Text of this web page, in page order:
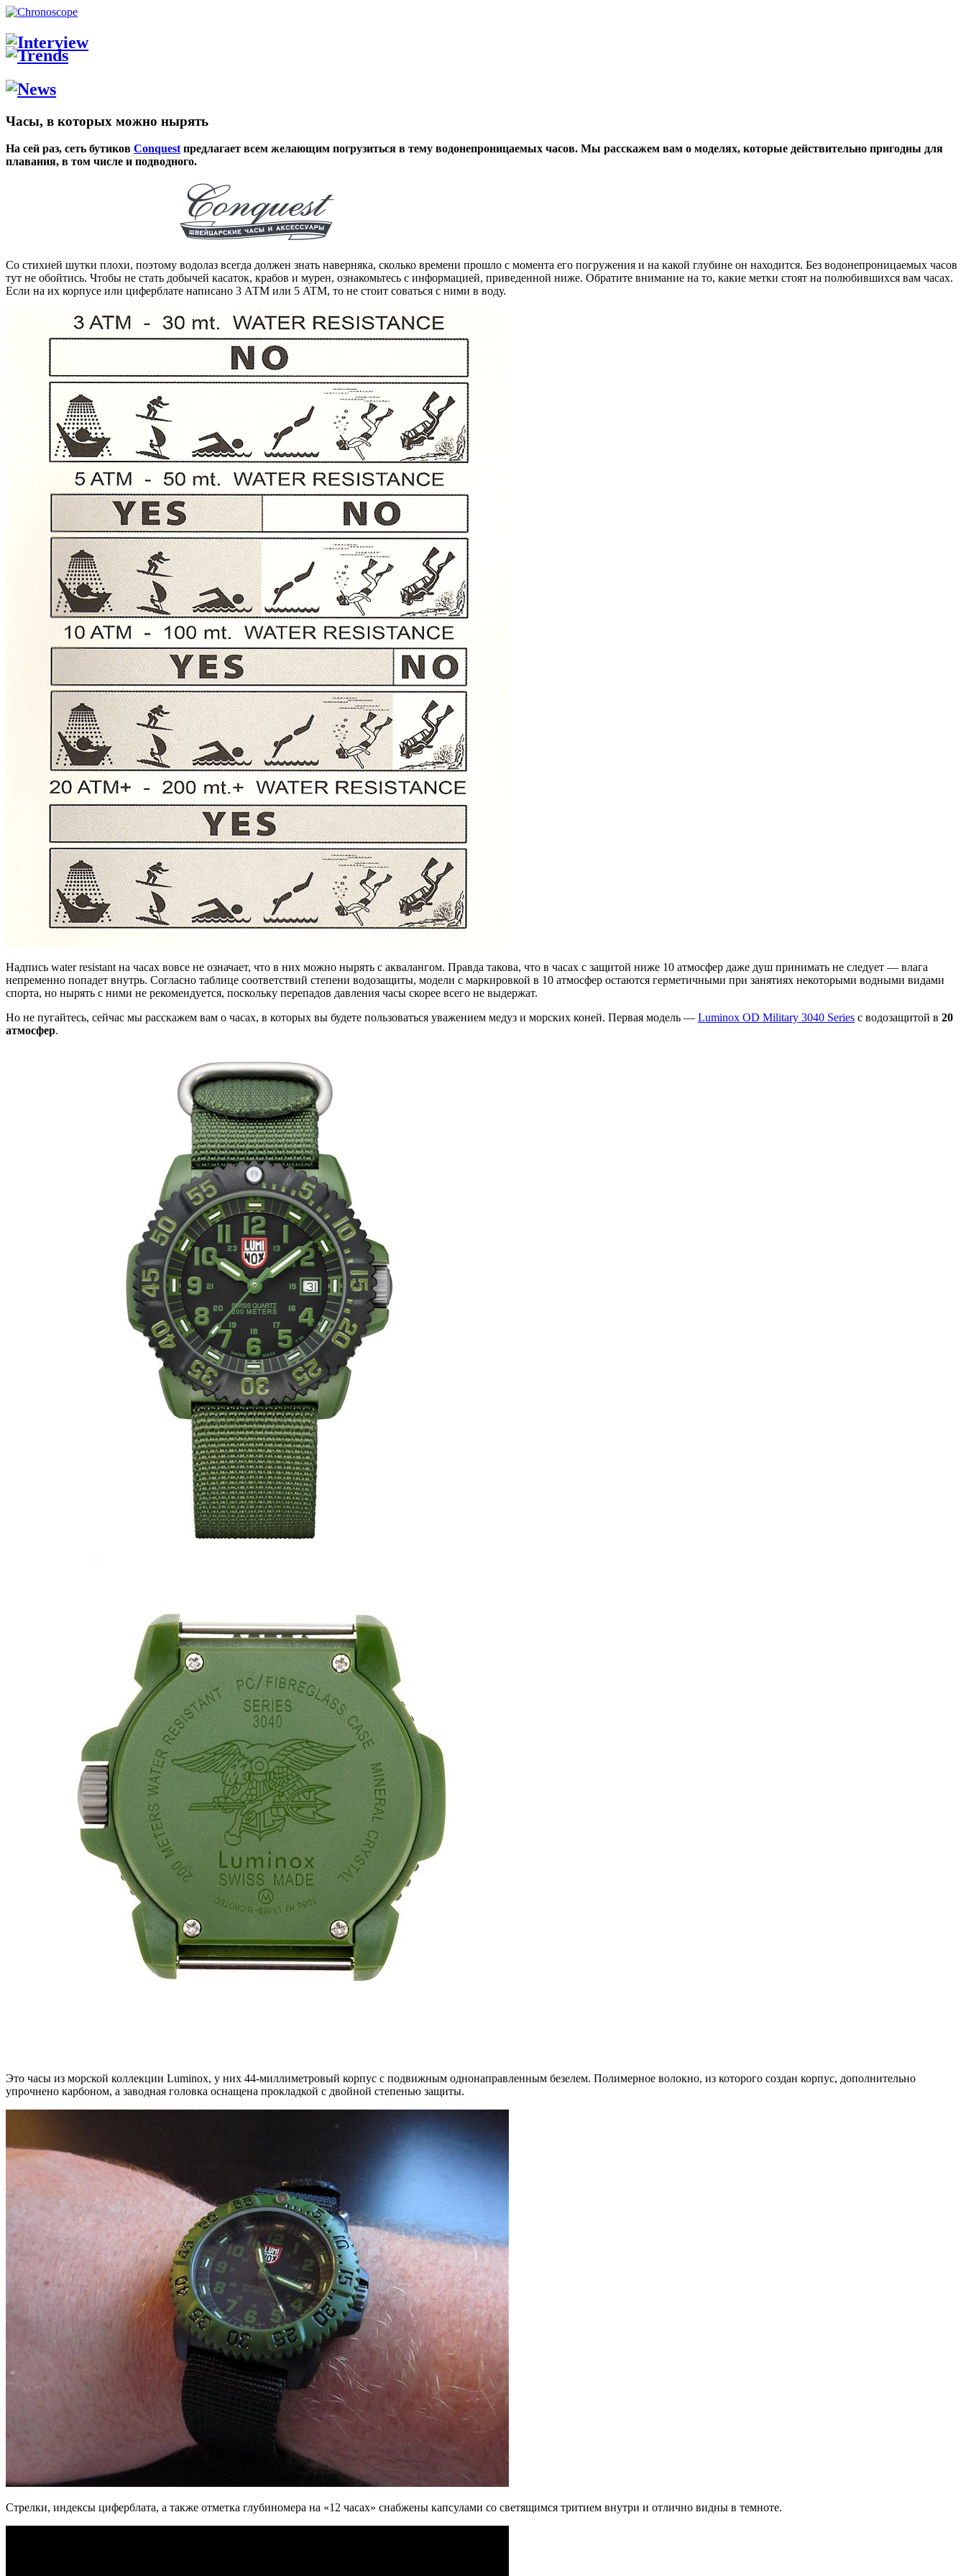
Часы, в которых можно нырять
На сей раз, сеть бутиков Conquest предлагает всем желающим погрузиться в тему водонепроницаемых часов. Мы расскажем вам о моделях, которые действительно пригодны для
плавания, в том числе и подводного.
Со стихией шутки плохи, поэтому водолаз всегда должен знать наверняка, сколько времени прошло с момента его погружения и на какой глубине он находится. Без водонепроницаемых часов
тут не обойтись. Чтобы не стать добычей касаток, крабов и мурен, ознакомьтесь с информацией, приведенной ниже. Обратите внимание на то, какие метки стоят на полюбившихся вам часах.
Если на их корпусе или циферблате написано 3 АТМ или 5 ATM, то не стоит соваться с ними в воду.
Надпись water resistant на часах вовсе не означает, что в них можно нырять с аквалангом. Правда такова, что в часах с защитой ниже 10 атмосфер даже душ принимать не следует — влага
непременно попадет внутрь. Согласно таблице соответствий степени водозащиты, модели с маркировкой в 10 атмосфер остаются герметичными при занятиях некоторыми водными видами
спорта, но нырять с ними не рекомендуется, поскольку перепадов давления часы скорее всего не выдержат.
Но не пугайтесь, сейчас мы расскажем вам о часах, в которых вы будете пользоваться уважением медуз и морских коней. Первая модель — Luminox OD Military 3040 Series с водозащитой в 20
атмосфер.
Это часы из морской коллекции Luminox, у них 44-миллиметровый корпус с подвижным однонаправленным безелем. Полимерное волокно, из которого создан корпус, дополнительно
упрочнено карбоном, а заводная головка оснащена прокладкой с двойной степенью защиты.
Стрелки, индексы циферблата, а также отметка глубиномера на «12 часах» снабжены капсулами со светящимся тритием внутри и отлично видны в темноте.